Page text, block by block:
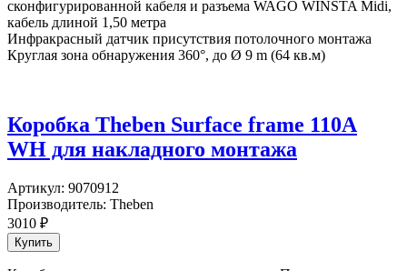
сконфигурированной кабеля и разъема WAGO WINSTA Midi,
кабель длиной 1,50 метра
Инфракрасный датчик присутствия потолочного монтажа
Круглая зона обнаружения 360°, до Ø 9 m (64 кв.м)
Коробка Theben Surface frame 110A
WH для накладного монтажа
Артикул: 9070912
Производитель: Theben
3010 ₽